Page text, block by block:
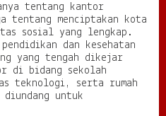
tentang kantor
tentang menciptakan kota
sosial yang lengkap.
dan kesehatan
yang tengah dikejar
di bidang sekolah
teknologi, serta rumah
untuk